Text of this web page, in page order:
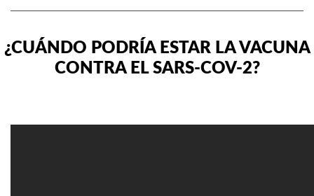
¿CUÁNDO PODRÍA ESTAR LA VACUNA
CONTRA EL SARS-COV-2?